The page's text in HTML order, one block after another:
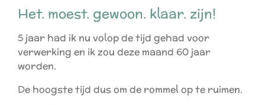
Het. moest. gewoon. klaar. zijn!
5 jaar had ik nu volop de tijd gehad voor
verwerking en ik zou deze maand 60 jaar
worden.
De hoogste tijd dus om de rommel op te ruimen.